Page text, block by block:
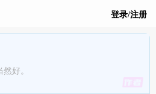
登录/注册
好。